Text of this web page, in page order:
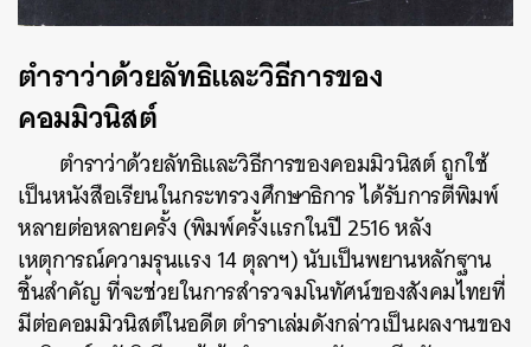
ตำราว่าด้วยลัทธิและวิธีการของ
คอมมิวนิสต์
ตำราว่าด้วยลัทธิและวิธีการของคอมมิวนิสต์ ถูกใช้
เป็นหนังสือเรียนในกระทรวงศึกษาธิการ ได้รับการตีพิมพ์
หลายต่อหลายครั้ง (พิมพ์ครั้งแรกในปี 2516 หลัง
เหตุการณ์ความรุนแรง 14 ตุลาฯ) นับเป็นพยานหลักฐาน
ชิ้นสำคัญ ที่จะช่วยในการสำรวจมโนทัศน์ของสังคมไทยที่
มีต่อคอมมิวนิสต์ในอดีต ตำราเล่มดังกล่าวเป็นผลงานของ